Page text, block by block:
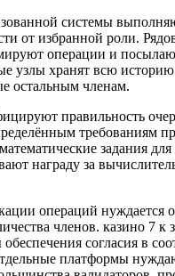
системы
от избранной роли.
операции и
узлы хранят всю историю
остальным членам.
правильность
требованиям
задания для
награду за
операций нуждается
членов. казино 7 к
согласия в
платформы